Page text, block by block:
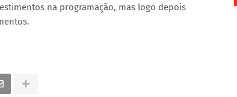
na programação, mas logo depois